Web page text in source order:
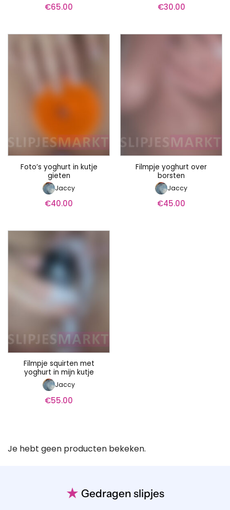
€65.00 €30.00
Foto’s yoghurt in kutje
gieten
Jaccy
€40.00
Filmpje yoghurt over
borsten
Jaccy
€45.00
Filmpje squirten met
yoghurt in mijn kutje
Jaccy
€55.00
Je hebt geen producten bekeken.
★ Gedragen slipjes